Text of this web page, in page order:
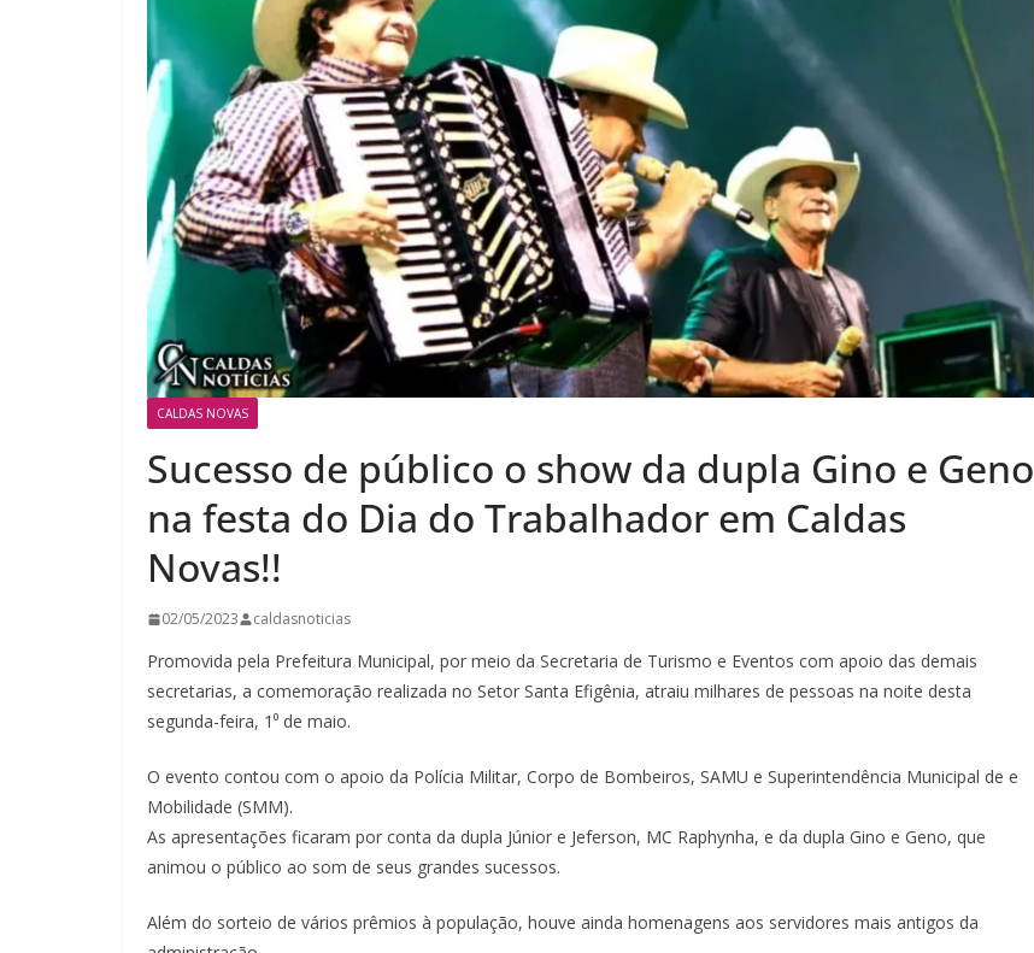
CALDAS NOVAS
Sucesso de público o show da dupla Gino e Geno
na festa do Dia do Trabalhador em Caldas
Novas!!
02/05/2023 caldasnoticias
Promovida pela Prefeitura Municipal, por meio da Secretaria de Turismo e Eventos com apoio das demais
secretarias, a comemoração realizada no Setor Santa Efigênia, atraiu milhares de pessoas na noite desta
segunda-feira, 1⁰ de maio.
O evento contou com o apoio da Polícia Militar, Corpo de Bombeiros, SAMU e Superintendência Municipal de e
Mobilidade (SMM).
As apresentações ficaram por conta da dupla Júnior e Jeferson, MC Raphynha, e da dupla Gino e Geno, que
animou o público ao som de seus grandes sucessos.
Além do sorteio de vários prêmios à população, houve ainda homenagens aos servidores mais antigos da